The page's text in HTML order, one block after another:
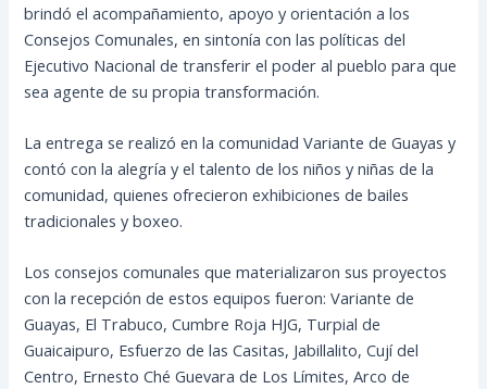
brindó el acompañamiento, apoyo y orientación a los
Consejos Comunales, en sintonía con las políticas del
Ejecutivo Nacional de transferir el poder al pueblo para que
sea agente de su propia transformación.
La entrega se realizó en la comunidad Variante de Guayas y
contó con la alegría y el talento de los niños y niñas de la
comunidad, quienes ofrecieron exhibiciones de bailes
tradicionales y boxeo.
Los consejos comunales que materializaron sus proyectos
con la recepción de estos equipos fueron: Variante de
Guayas, El Trabuco, Cumbre Roja HJG, Turpial de
Guaicaipuro, Esfuerzo de las Casitas, Jabillalito, Cují del
Centro, Ernesto Ché Guevara de Los Límites, Arco de